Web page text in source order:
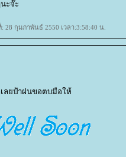
ะจ๊ะ
กุมภาพันธ์ 2550 เวลา:3:58:40 น.
ลยป้าฝนขอตบมือให้